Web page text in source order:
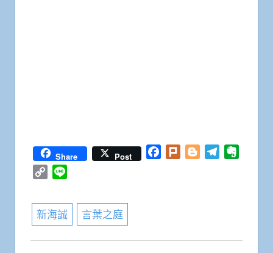
Share Post Facebook
Plurk BloggerTelegram
Copy
新海誠 言葉之庭